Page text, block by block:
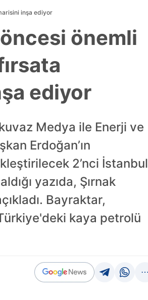
inşa ediyor
önemli
ediyor
Medya ile Enerji ve
Erdoğan’ın
2’nci İstanbul
yazıda, Şırnak
Bayraktar,
kaya petrolü